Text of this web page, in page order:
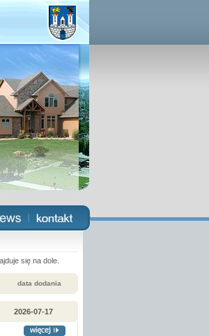
się na dole.
data dodania
2026-07-17